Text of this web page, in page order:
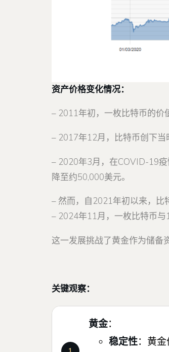
资产价格变化情况：
– 2011年初，一枚比特币的价
– 2017年12月，比特币创下当
– 2020年3月，在COVID-19
降至约50,000美元。
– 然而，自2021年初以来，比
– 2024年11月，一枚比特币与
这一发展挑战了黄金作为储备
关键观察：
黄金：
稳定性：黄